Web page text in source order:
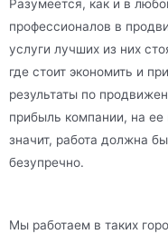
Разумеется, как и в
профессионалов в
услуги лучших из них
где стоит экономить и
результаты по
прибыль компании, на ее
значит, работа должна
безупречно.
Мы работаем в таких